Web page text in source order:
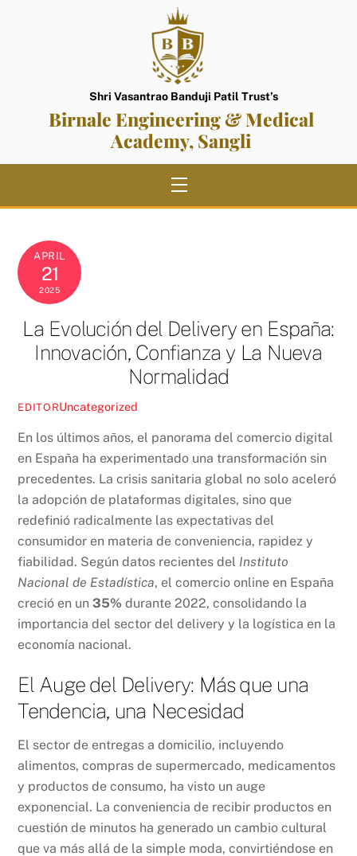
Shri Vasantrao Banduji Patil Trust’s
Birnale Engineering & Medical
Academy, Sangli
Menu
APRIL
21
2025
La Evolución del Delivery en España:
Innovación, Confianza y La Nueva
Normalidad
EDITORUncategorized
En los últimos años, el panorama del comercio digital
en España ha experimentado una transformación sin
precedentes. La crisis sanitaria global no solo aceleró
la adopción de plataformas digitales, sino que
redefinió radicalmente las expectativas del
consumidor en materia de conveniencia, rapidez y
fiabilidad. Según datos recientes del Instituto
Nacional de Estadística, el comercio online en España
creció en un35% durante 2022, consolidando la
importancia del sector del delivery y la logística en la
economía nacional.
El Auge del Delivery: Más que una
Tendencia, una Necesidad
El sector de entregas a domicilio, incluyendo
alimentos, compras de supermercado, medicamentos
y productos de consumo, ha visto un auge
exponencial. La conveniencia de recibir productos en
cuestión de minutos ha generado un cambio cultural
que va más allá de la simple moda, convirtiéndose en